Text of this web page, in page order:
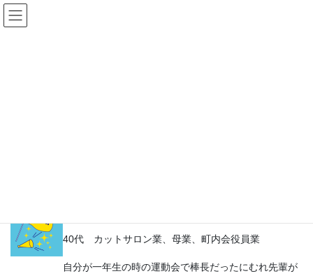
コ
ン
ナ
ビ
40代 カットサロン業、母業、町内会役員業
自分が一年生の時の運動会で棒長だったにむれ先輩が